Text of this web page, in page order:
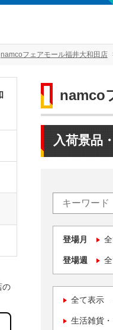
namcoフェアモール福井大和田店
namco
入荷景品
登場月
登場週
全て表示
生活雑貨
の